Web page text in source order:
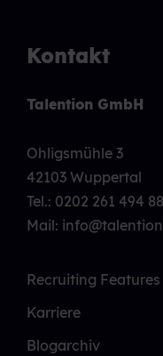
Kontakt
Talention GmbH
Ohligsmühle 3
42103 Wuppertal
Tel.: 0202 261 494
Mail:
Recruiting Features
Karriere
Blogarchiv